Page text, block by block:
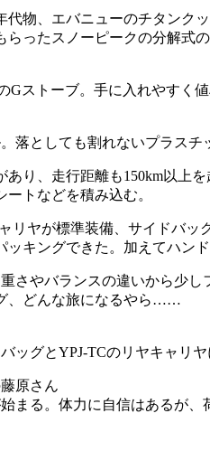
代物、エバニューのチタン
ったスノーピークの分解式
Gストーブ。手に入れやすく
落としても割れないプラス
り、走行距離も150km以上
トなどを積み込む。
リヤが標準装備、サイドバッ
キングできた。加えてハン
さやバランスの違いから少
、どんな旅になるやら……
ッグとYPJ-TCのリヤキャリ
まる。体力に自信はあるが